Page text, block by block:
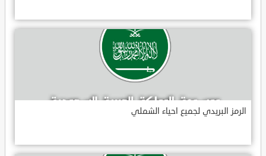
الرمز البريدي لجميع احياء الشملي